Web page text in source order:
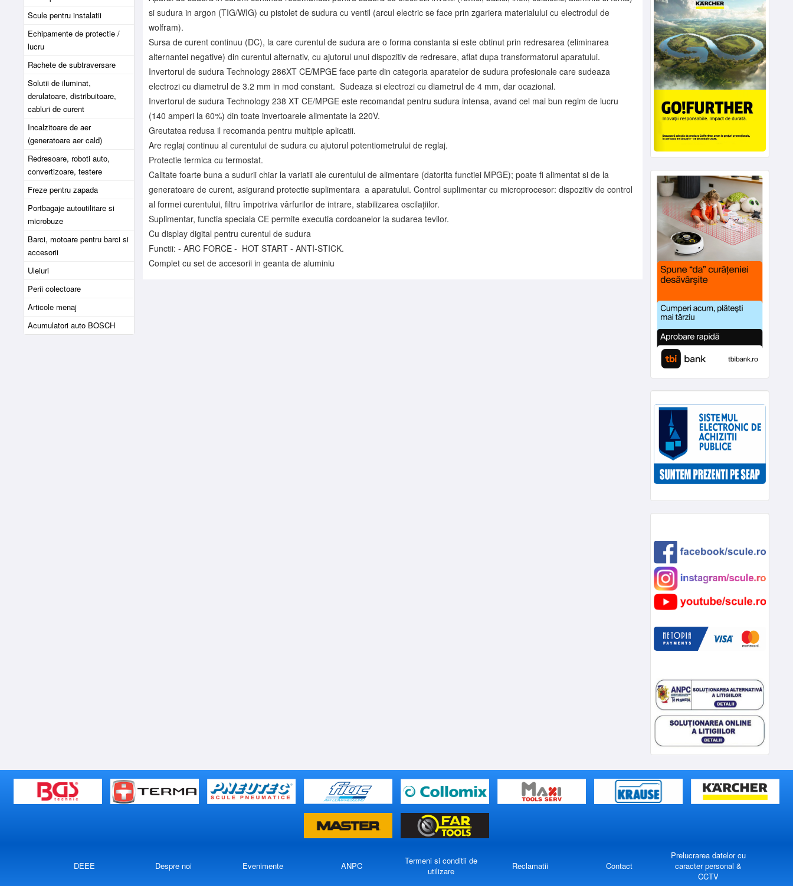
Scule pentru instalatii
Echipamente de protectie /
lucru
Rachete de subtraversare
Solutii de iluminat,
derulatoare, distribuitoare,
cabluri de curent
Incalzitoare de aer
(generatoare aer cald)
Redresoare, roboti auto,
convertizoare, testere
Freze pentru zapada
Portbagaje autoutilitare si
microbuze
Barci, motoare pentru barci si
accesorii
Uleiuri
Perii colectoare
Articole menaj
Acumulatori auto BOSCH
si sudura in argon (TIG/WIG) cu pistolet de sudura cu ventil (arcul electric se face prin zgariera materialului cu electrodul de
wolfram).
Sursa de curent continuu (DC), la care curentul de sudura are o forma constanta si este obtinut prin redresarea (eliminarea
alternantei negative) din curentul alternativ, cu ajutorul unui dispozitiv de redresare, aflat dupa transformatorul aparatului.
Invertorul de sudura Technology 286XT CE/MPGE face parte din categoria aparatelor de sudura profesionale care sudeaza
electrozi cu diametrul de 3.2 mm in mod constant. Sudeaza si electrozi cu diametrul de 4 mm, dar ocazional.
Invertorul de sudura Technology 238 XT CE/MPGE este recomandat pentru sudura intensa, avand cel mai bun regim de lucru
(140 amperi la 60%) din toate invertoarele alimentate la 220V.
Greutatea redusa il recomanda pentru multiple aplicatii.
Are reglaj continuu al curentului de sudura cu ajutorul potentiometrului de reglaj.
Protectie termica cu termostat.
Calitate foarte buna a sudurii chiar la variatii ale curentului de alimentare (datorita functiei MPGE); poate fi alimentat si de la
generatoare de curent, asigurand protectie suplimentara a aparatului. Control suplimentar cu microprocesor: dispozitiv de control
al formei curentului, filtru împotriva vârfurilor de intrare, stabilizarea oscilațiilor.
Suplimentar, functia speciala CE permite executia cordoanelor la sudarea tevilor.
Cu display digital pentru curentul de sudura
Functii: - ARC FORCE - HOT START - ANTI-STICK.
Complet cu set de accesorii in geanta de aluminiu
DEEE Despre noi Evenimente ANPC
Termeni si conditii de
utilizare
Reclamatii Contact
Prelucrarea datelor cu
caracter personal &
CCTV